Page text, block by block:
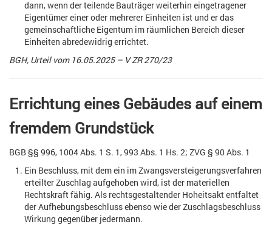
dann, wenn der teilende Bauträger weiterhin eingetragener
Eigentümer einer oder mehrerer Einheiten ist und er das
gemeinschaftliche Eigentum im räumlichen Bereich dieser
Einheiten abredewidrig errichtet.
BGH, Urteil vom 16.05.2025 – V ZR 270/23
Errichtung eines Gebäudes auf einem
fremdem Grundstück
BGB §§ 996, 1004 Abs. 1 S. 1, 993 Abs. 1 Hs. 2; ZVG § 90 Abs. 1
Ein Beschluss, mit dem ein im Zwangsversteigerungsverfahren
erteilter Zuschlag aufgehoben wird, ist der materiellen
Rechtskraft fähig. Als rechtsgestaltender Hoheitsakt entfaltet
der Aufhebungsbeschluss ebenso wie der Zuschlagsbeschluss
Wirkung gegenüber jedermann.